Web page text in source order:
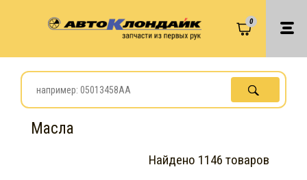
0
Масла
Найдено 1146 товаров